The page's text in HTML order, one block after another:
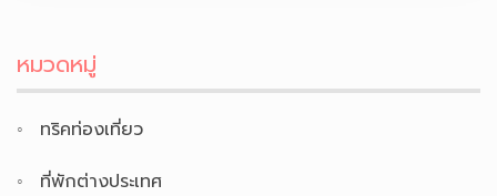
หมวดหมู่
ทริคท่องเที่ยว
ที่พักต่างประเทศ